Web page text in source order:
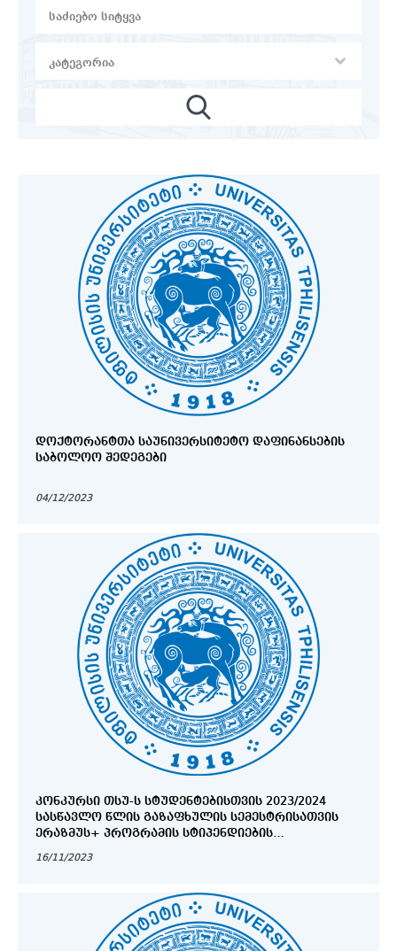
ᲓᲝᲥᲢᲝᲠᲐᲜᲢᲗᲐ ᲡᲐᲣᲜᲘᲕᲔᲠᲡᲘᲢᲔᲢᲝ ᲓᲐᲤᲘᲜᲐᲜᲡᲔᲑᲘᲡ
ᲡᲐᲑᲝᲚᲝᲝ ᲨᲔᲓᲔᲒᲔᲑᲘ
04/12/2023
ᲙᲝᲜᲙᲣᲠᲡᲘ ᲗᲡᲣ-Ს ᲡᲢᲣᲓᲔᲜᲢᲔᲑᲘᲡᲗᲕᲘᲡ 2023/2024
ᲡᲐᲡᲬᲐᲕᲚᲝ ᲬᲚᲘᲡ ᲒᲐᲖᲐᲤᲮᲣᲚᲘᲡ ᲡᲔᲛᲔᲡᲢᲠᲘᲡᲐᲗᲕᲘᲡ
ᲔᲠᲐᲖᲛᲣᲡ+ ᲞᲠᲝᲒᲠᲐᲛᲘᲡ ᲡᲢᲘᲞᲔᲜᲓᲘᲔᲑᲘᲡ
16/11/2023